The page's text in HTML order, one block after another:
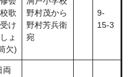
歌
け
ょ
欠)
野村茂から
野村芳兵衛
宛
9-
15-3
両